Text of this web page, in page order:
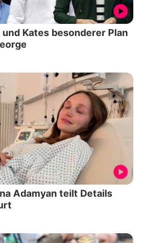
Kates besonderer Plan
Adamyan teilt Details